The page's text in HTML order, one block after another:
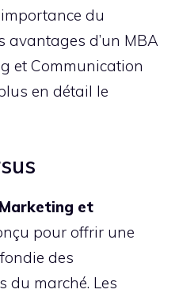
du
avantages d’un MBA
et Communication
en détail le
et
pour offrir une
des
du marché. Les